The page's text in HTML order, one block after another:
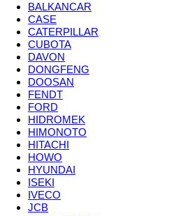
BALKANCAR
CASE
CATERPILLAR
CUBOTA
DAVON
DONGFENG
DOOSAN
FENDT
FORD
HIDROMEK
HIMONOTO
HITACHI
HOWO
HYUNDAI
ISEKI
IVECO
JCB